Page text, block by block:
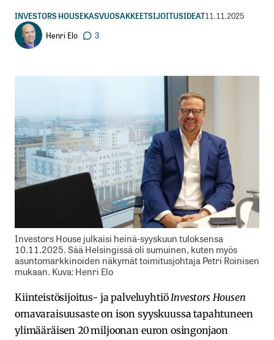
INVESTORS HOUSEKASVUOSAKKEETSIJOITUSIDEAT11.11.2025
Henri Elo
3
Investors House julkaisi heinä-syyskuun tuloksensa
10.11.2025. Sää Helsingissä oli sumuinen, kuten myös
asuntomarkkinoiden näkymät toimitusjohtaja Petri Roinisen
mukaan. Kuva: Henri Elo
Kiinteistösijoitus- ja palveluyhtiöInvestors Housen
omavaraisuusaste on ison syyskuussa tapahtuneen
ylimääräisen 20 miljoonan euron osingonjaon